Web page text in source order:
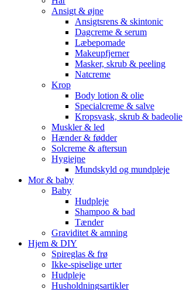
Ansigt & øjne
Ansigtsrens & skintonic
Dagcreme & serum
Læbepomade
Makeupfjerner
Masker, skrub & peeling
Natcreme
Krop
Body lotion & olie
Specialcreme & salve
Kropsvask, skrub & badeolie
Muskler & led
Hænder & fødder
Solcreme & aftersun
Hygiejne
Mundskyld og mundpleje
Mor & baby
Baby
Hudpleje
Shampoo & bad
Tænder
Graviditet & amning
Hjem & DIY
Spireglas & frø
Ikke-spiselige urter
Hudpleje
Husholdningsartikler